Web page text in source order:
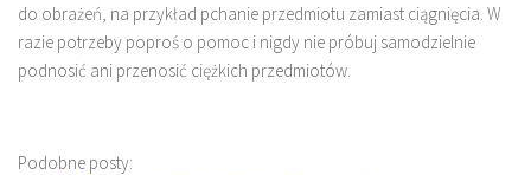
do obrażeń, na przykład pchanie przedmiotu zamiast ciągnięcia. W
razie potrzeby poproś o pomoc i nigdy nie próbuj samodzielnie
podnosić ani przenosić ciężkich przedmiotów.
Podobne posty: